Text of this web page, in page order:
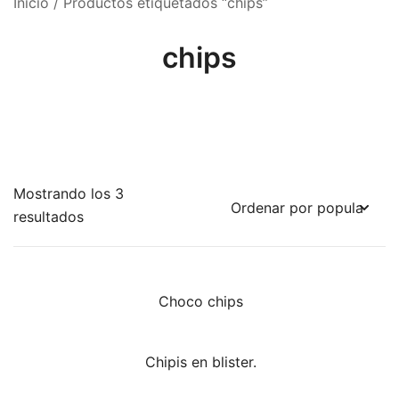
chips
Mostrando los 3
resultadosOrdenado
Choco chips
Chipis en blister.